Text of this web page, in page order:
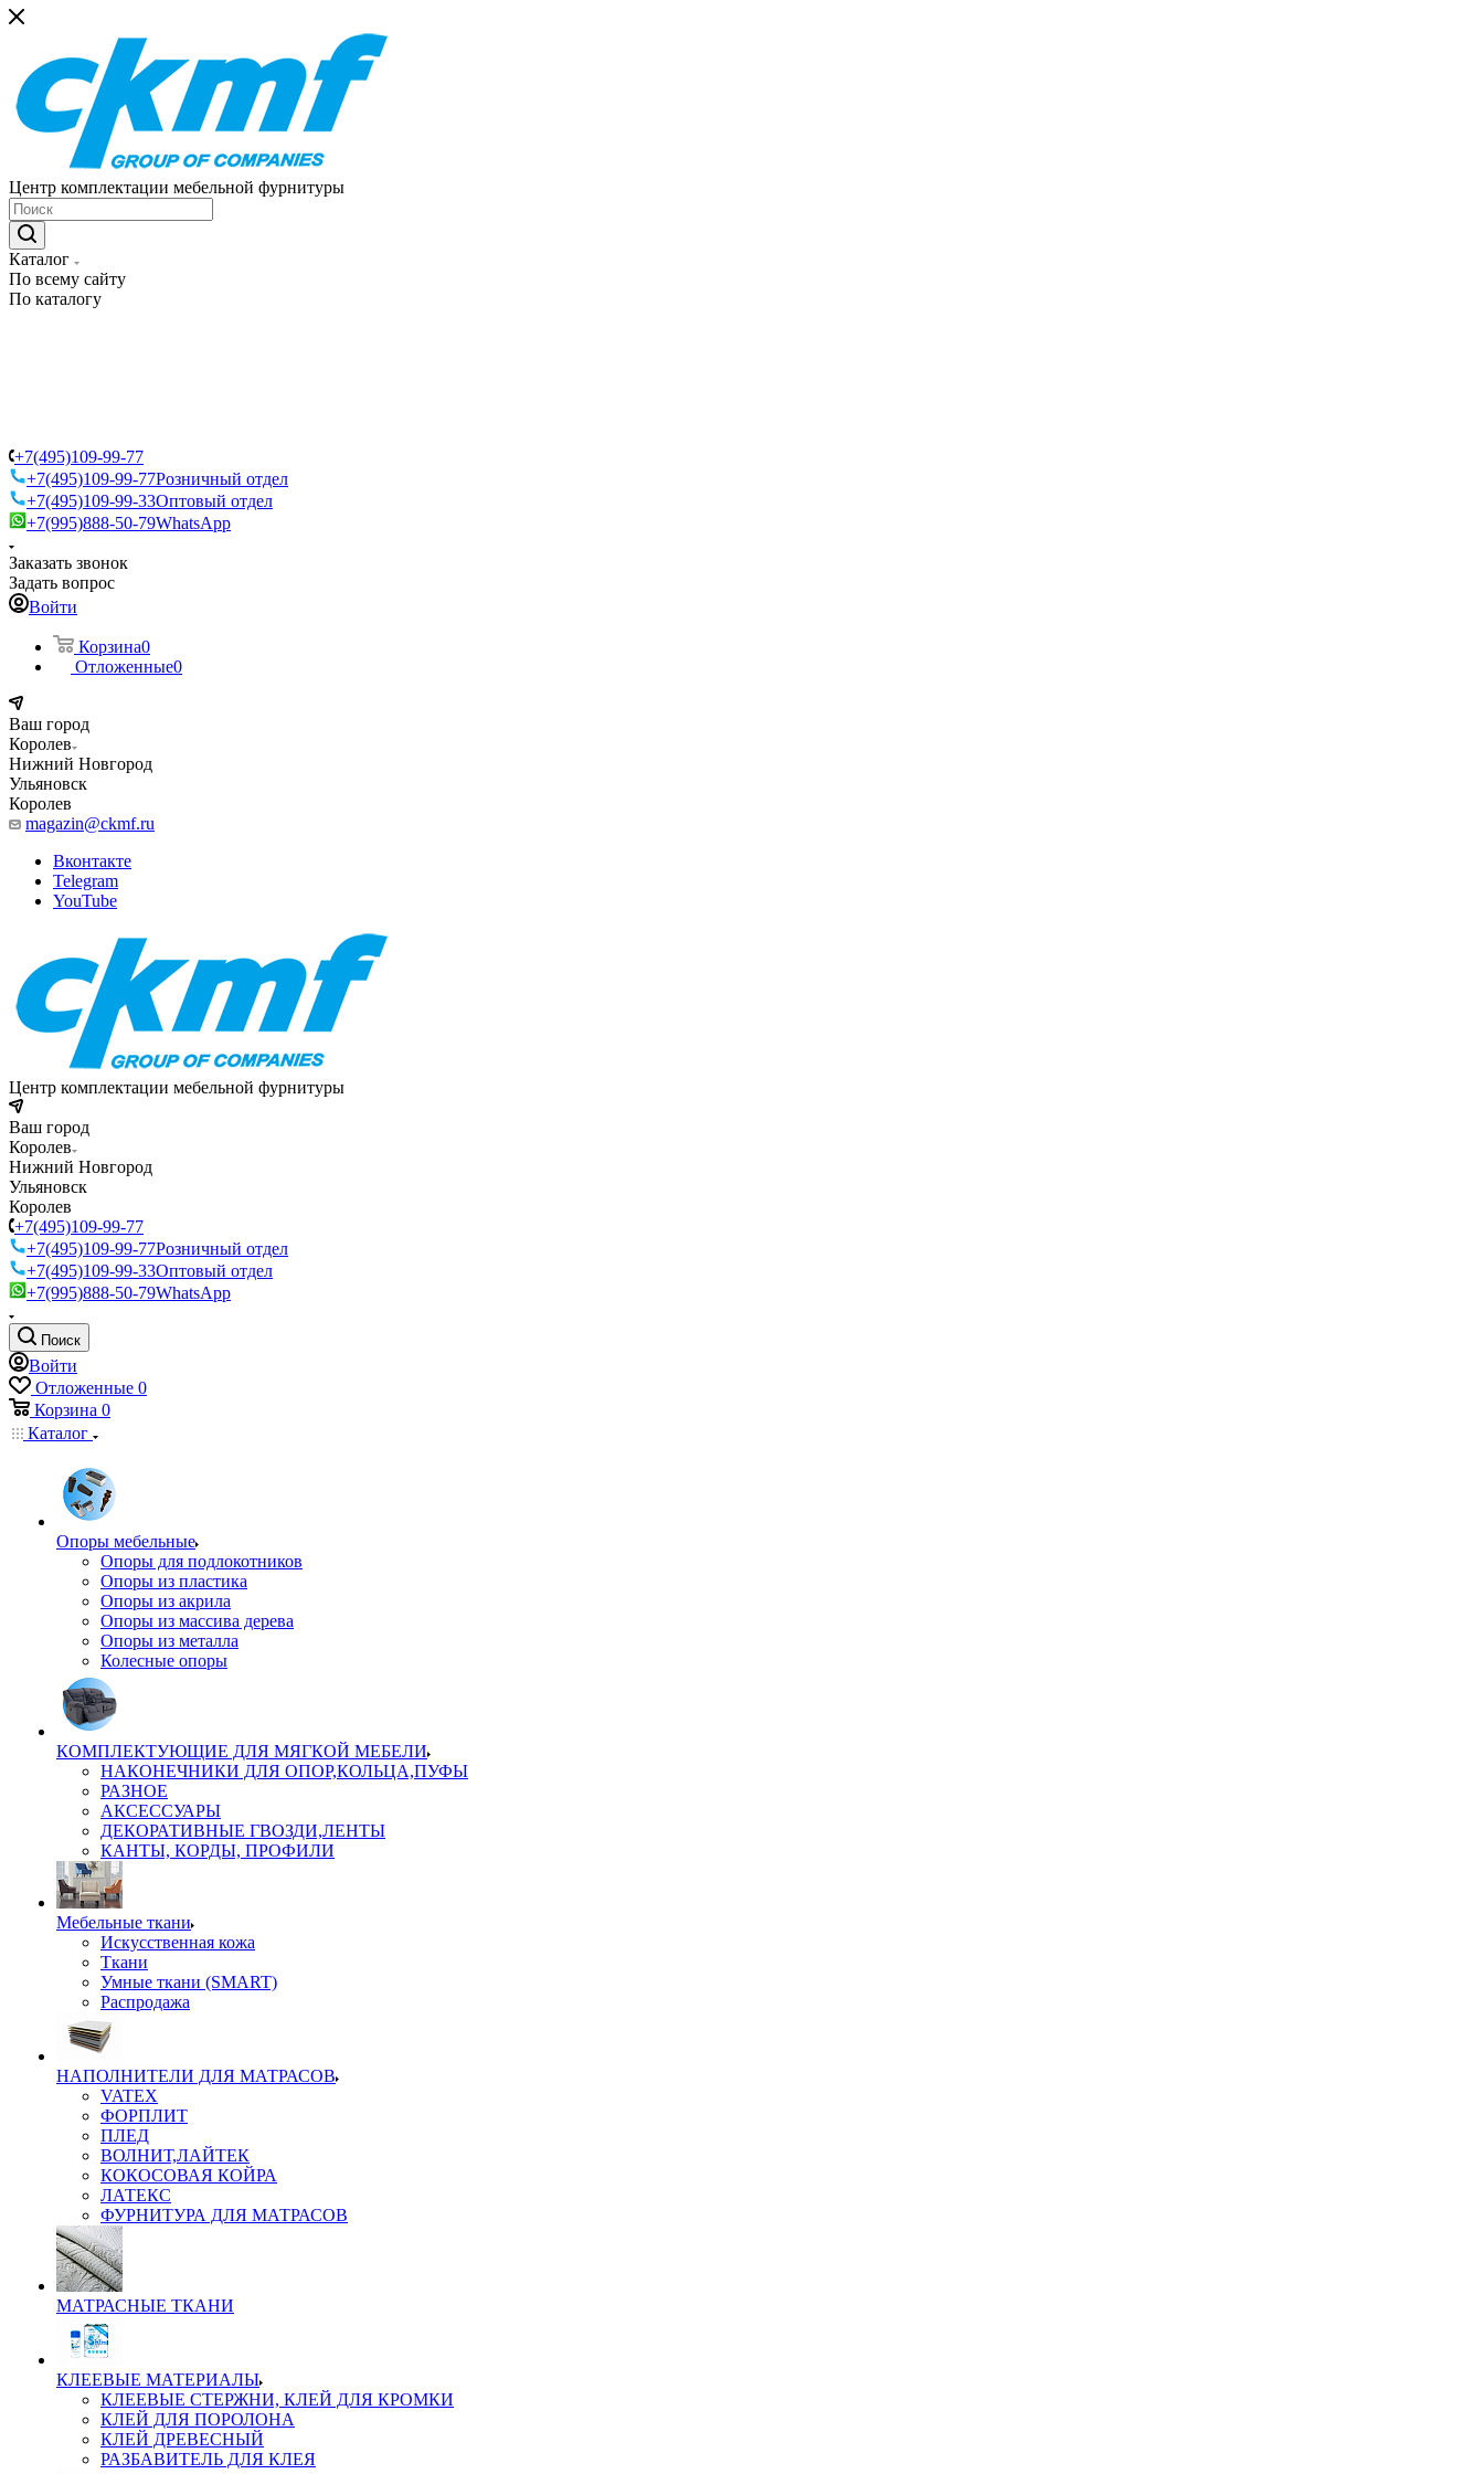
Центр комплектации мебельной фурнитуры
Каталог
По всему сайту
По каталогу
+7(495)109-99-77
+7(495)109-99-77Розничный отдел
+7(495)109-99-33Оптовый отдел
+7(995)888-50-79WhatsApp
Заказать звонок
Задать вопрос
Войти
Корзина0
Отложенные0
Ваш город
Королев
Нижний Новгород
Ульяновск
Королев
magazin@ckmf.ru
Вконтакте
Telegram
YouTube
Центр комплектации мебельной фурнитуры
Ваш город
Королев
Нижний Новгород
Ульяновск
Королев
+7(495)109-99-77
+7(495)109-99-77Розничный отдел
+7(495)109-99-33Оптовый отдел
+7(995)888-50-79WhatsApp
Поиск
Войти
Отложенные 0
Корзина 0
Каталог
Опоры мебельные
Опоры для подлокотников
Опоры из пластика
Опоры из акрила
Опоры из массива дерева
Опоры из металла
Колесные опоры
КОМПЛЕКТУЮЩИЕ ДЛЯ МЯГКОЙ МЕБЕЛИ
НАКОНЕЧНИКИ ДЛЯ ОПОР,КОЛЬЦА,ПУФЫ
РАЗНОЕ
АКСЕССУАРЫ
ДЕКОРАТИВНЫЕ ГВОЗДИ,ЛЕНТЫ
КАНТЫ, КОРДЫ, ПРОФИЛИ
Мебельные ткани
Искусственная кожа
Ткани
Умные ткани (SMART)
Распродажа
НАПОЛНИТЕЛИ ДЛЯ МАТРАСОВ
VATEX
ФОРПЛИТ
ПЛЕД
ВОЛНИТ,ЛАЙТЕК
КОКОСОВАЯ КОЙРА
ЛАТЕКС
ФУРНИТУРА ДЛЯ МАТРАСОВ
МАТРАСНЫЕ ТКАНИ
КЛЕЕВЫЕ МАТЕРИАЛЫ
КЛЕЕВЫЕ СТЕРЖНИ, КЛЕЙ ДЛЯ КРОМКИ
КЛЕЙ ДЛЯ ПОРОЛОНА
КЛЕЙ ДРЕВЕСНЫЙ
РАЗБАВИТЕЛЬ ДЛЯ КЛЕЯ